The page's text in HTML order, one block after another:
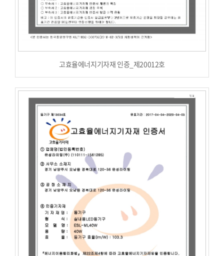
고효율에너지기자재 인증_제20012호